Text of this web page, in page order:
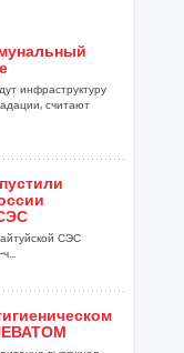
инфраструктуру
считают
СЭС